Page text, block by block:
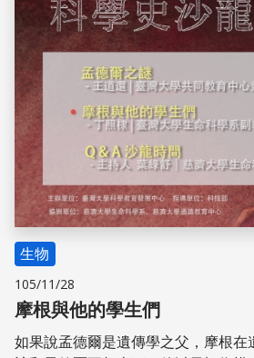
生物
105/11/28
摩根與他的學生們
如果說孟德爾是遺傳學之父，摩根在